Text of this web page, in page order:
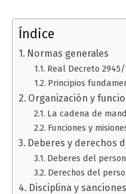
Índice
Normas generales
Real Decreto 2945/
Principios
Organización y
La cadena de
Funciones y
Deberes y derechos
Deberes del
Derechos del
Disciplina y sanciones